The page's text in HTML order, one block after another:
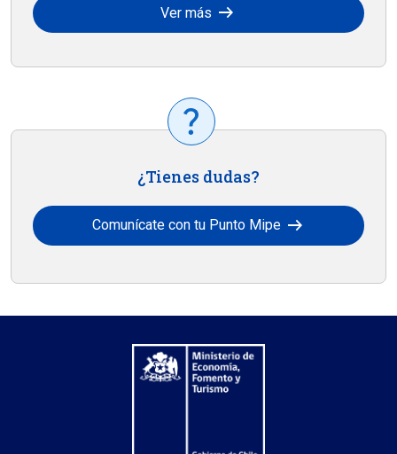
Ver más arrow_right_alt
¿Tienes dudas?
Comunícate con tu Punto Mipe arrow_right_alt